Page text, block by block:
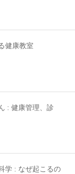
健康教室
: 健康管理、診
学 : なぜ起こるの